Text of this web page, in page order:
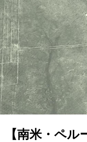
【南米・ペ